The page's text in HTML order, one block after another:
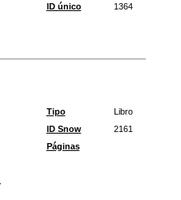
ID único
1364
Tipo
Libro
ID Snow
2161
Páginas